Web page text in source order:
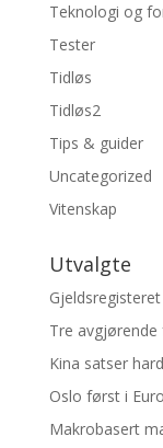
Teknologi og
Tester
Tidløs
Tidløs2
Tips & guider
Uncategorized
Vitenskap
Utvalgte
Tre
Kina satser
Oslo først i
Makrobasert